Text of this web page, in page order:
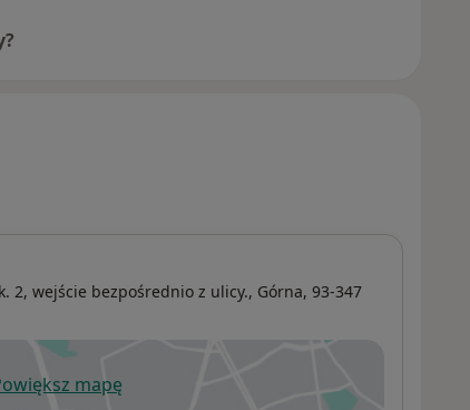
2, wejście bezpośrednio z ulicy., Górna, 93-347
mapę
otwiera się w nowej karcie